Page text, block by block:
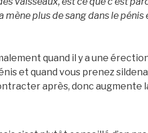
mène plus de sang dans le
quand il y a une
et quand vous prenez
après, donc augmente